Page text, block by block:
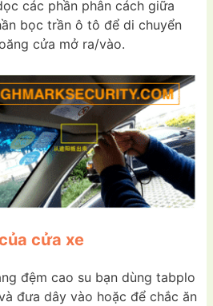
các phần phân cách giữa
bọc trần ô tô để di chuyển
cửa mở ra/vào.
cửa xe
đệm cao su bạn dùng tabplo
đưa dây vào hoặc để chắc ăn